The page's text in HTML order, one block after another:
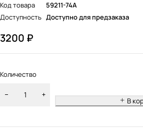
Код товара
59211-74A
Доступность Доступно для предзаказа
3200 ₽
Количество
В